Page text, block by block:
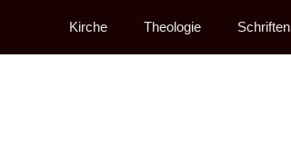
Kirche Theologie Schriften